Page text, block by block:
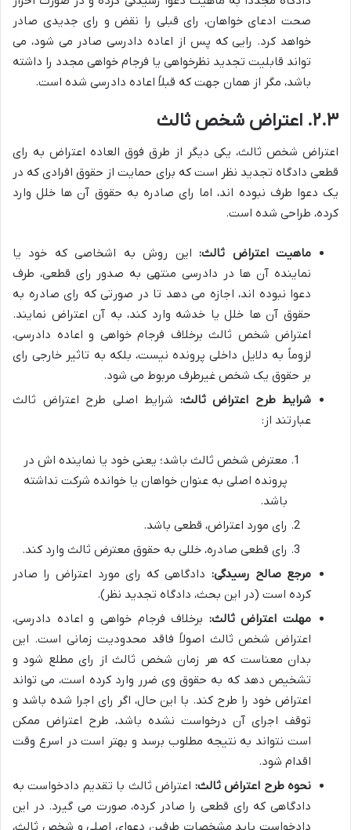
صحت ادعای خواهان، رای قبلی را نقض و رای جدیدی صادر
خواهد کرد. رایی که پس از اعاده دادرسی صادر می شود، می
تواند قابلیت تجدید نظرخواهی یا فرجام خواهی مجدد را داشته
باشد، مگر از همان جهت که قبلاً اعاده دادرسی شده است.
۲.۳. اعتراض شخص ثالث
اعتراض شخص ثالث، یکی دیگر از طرق فوق العاده اعتراض به رای
قطعی دادگاه تجدید نظر است که برای حمایت از حقوق افرادی که در
یک دعوا طرف نبوده اند، اما رای صادره به حقوق آن ها خلل وارد
کرده، طراحی شده است.
ماهیت اعتراض ثالث:این روش به اشخاصی که خود یا
نماینده آن ها در دادرسی منتهی به صدور رای قطعی، طرف
دعوا نبوده اند، اجازه می دهد تا در صورتی که رای صادره به
حقوق آن ها خلل یا خدشه وارد کند، به آن اعتراض نمایند.
اعتراض شخص ثالث برخلاف فرجام خواهی و اعاده دادرسی،
لزوماً به دلایل داخلی پرونده نیست، بلکه به تاثیر خارجی رای
بر حقوق یک شخص غیرطرف مربوط می شود.
شرایط طرح اعتراض ثالث: شرایط اصلی طرح اعتراض ثالث
عبارتند از:
معترض شخص ثالث باشد؛ یعنی خود یا نماینده اش در
پرونده اصلی به عنوان خواهان یا خوانده شرکت نداشته
باشد.
رای مورد اعتراض، قطعی باشد.
رای قطعی صادره، خللی به حقوق معترض ثالث وارد کند.
مرجع صالح رسیدگی: دادگاهی که رای مورد اعتراض را صادر
کرده است (در این بحث، دادگاه تجدید نظر).
مهلت اعتراض ثالث: برخلاف فرجام خواهی و اعاده دادرسی،
اعتراض شخص ثالث اصولاً فاقد محدودیت زمانی است. این
بدان معناست که هر زمان شخص ثالث از رای مطلع شود و
تشخیص دهد که به حقوق وی ضرر وارد کرده است، می تواند
اعتراض خود را طرح کند. با این حال، اگر رای اجرا شده باشد و
توقف اجرای آن درخواست نشده باشد، طرح اعتراض ممکن
است نتواند به نتیجه مطلوب برسد و بهتر است در اسرع وقت
اقدام شود.
نحوه طرح اعتراض ثالث: اعتراض ثالث با تقدیم دادخواست به
دادگاهی که رای قطعی را صادر کرده، صورت می گیرد. در این
دادخواست باید مشخصات طرفین دعوای اصلی و شخص ثالث،